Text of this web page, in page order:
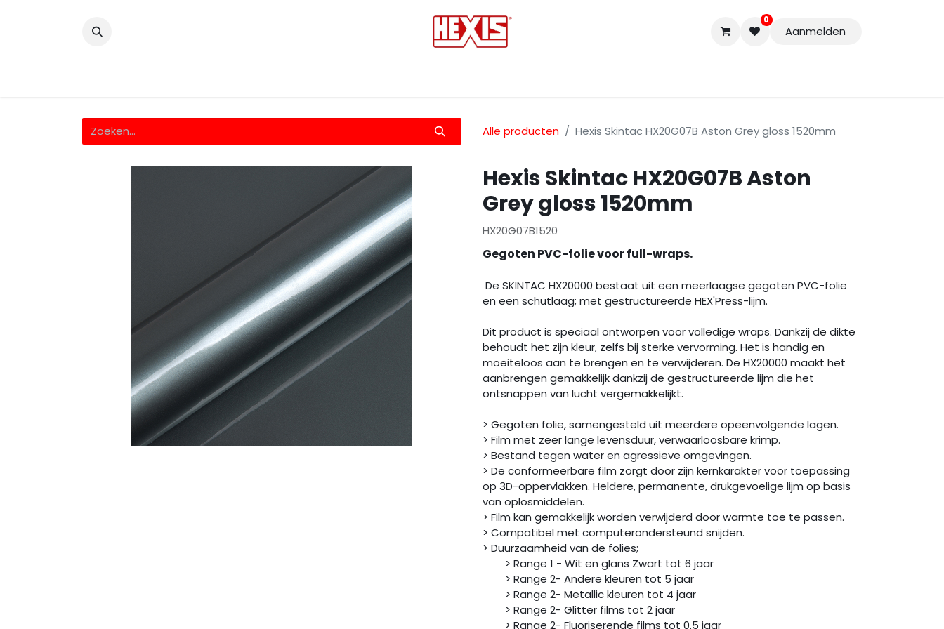
0
Aanmelden
Alle producten Hexis Skintac HX20G07B Aston Grey gloss 1520mm
Hexis Skintac HX20G07B Aston
Grey gloss 1520mm
HX20G07B1520
Gegoten PVC-folie voor full-wraps.
De SKINTAC HX20000 bestaat uit een meerlaagse gegoten PVC-folie
en een schutlaag; met gestructureerde HEX'Press-lijm.
Dit product is speciaal ontworpen voor volledige wraps. Dankzij de dikte
behoudt het zijn kleur, zelfs bij sterke vervorming. Het is handig en
moeiteloos aan te brengen en te verwijderen. De HX20000 maakt het
aanbrengen gemakkelijk dankzij de gestructureerde lijm die het
ontsnappen van lucht vergemakkelijkt.
> Gegoten folie, samengesteld uit meerdere opeenvolgende lagen.
> Film met zeer lange levensduur, verwaarloosbare krimp.
> Bestand tegen water en agressieve omgevingen.
> De conformeerbare film zorgt door zijn kernkarakter voor toepassing
op 3D-oppervlakken. Heldere, permanente, drukgevoelige lijm op basis
van oplosmiddelen.
> Film kan gemakkelijk worden verwijderd door warmte toe te passen.
> Compatibel met computerondersteund snijden.
> Duurzaamheid van de folies;
> Range 1 - Wit en glans Zwart tot 6 jaar
> Range 2- Andere kleuren tot 5 jaar
> Range 2- Metallic kleuren tot 4 jaar
> Range 2- Glitter films tot 2 jaar
> Range 2- Fluoriserende films tot 0,5 jaar